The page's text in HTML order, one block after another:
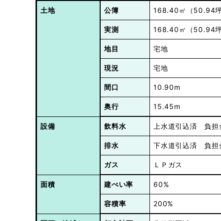
土地 公簿 168.40㎡（50.94坪
実測 168.40㎡（50.94坪
地目 宅地
現況 宅地
間口 10.90m
奥行 15.45m
設備 飲料水 上水道引込済 負担
排水 下水道引込済 負
ガス ＬＰガス
面積 建ぺい率 60%
容積率 200%